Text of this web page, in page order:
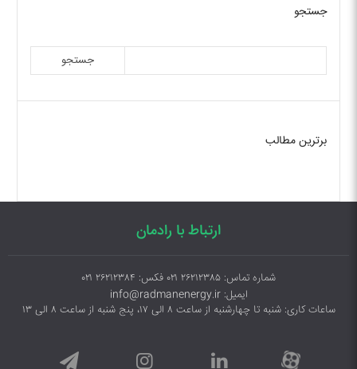
جستجو
جستجو
برترین مطالب
ارتباط با رادمان
شماره تماس: ۲۶۲۱۲۳۸۵ ۰۲۱ فکس: ۲۶۲۱۲۳۸۴ ۰۲۱
ایمیل: info@radmanenergy.ir
ساعات کاری: شنبه تا چهارشنبه از ساعت ۸ الی ۱۷، پنج شنبه از ساعت ۸ الی ۱۳